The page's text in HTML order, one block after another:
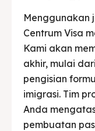
Menggunakan
Centrum Visa
Kami akan
akhir, mulai
pengisian
imigrasi. Tim
Anda
pembuatan